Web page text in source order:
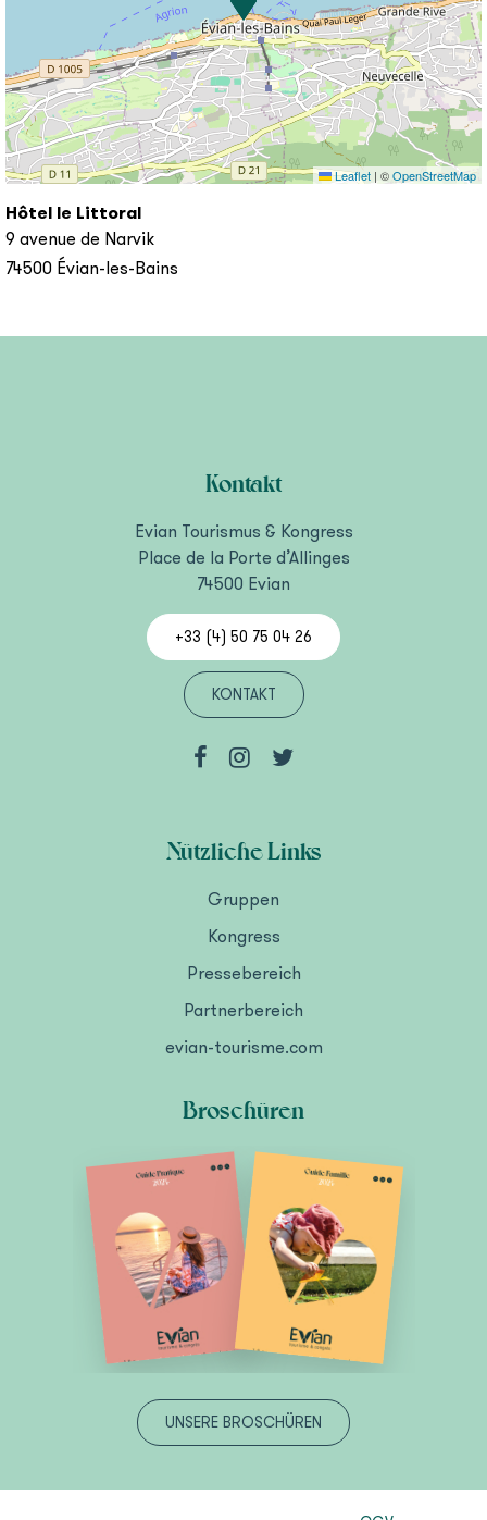
Leaflet | ©OpenStreetMap
Hôtel le Littoral
9 avenue de Narvik
74500 Évian-les-Bains
Kontakt
Evian Tourismus & Kongress
Place de la Porte d’Allinges
74500 Evian
+33 (4) 50 75 04 26
KONTAKT
Nützliche Links
Gruppen
Kongress
Pressebereich
Partnerbereich
evian-tourisme.com
Broschüren
UNSERE BROSCHÜREN